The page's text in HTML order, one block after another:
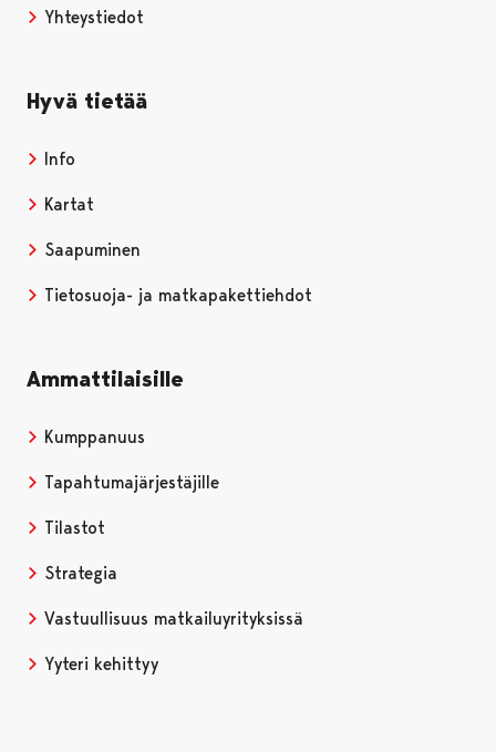
Yhteystiedot
Hyvä tietää
Info
Kartat
Saapuminen
Tietosuoja- ja matkapakettiehdot
Ammattilaisille
Kumppanuus
Tapahtumajärjestäjille
Tilastot
Strategia
Vastuullisuus matkailuyrityksissä
Yyteri kehittyy